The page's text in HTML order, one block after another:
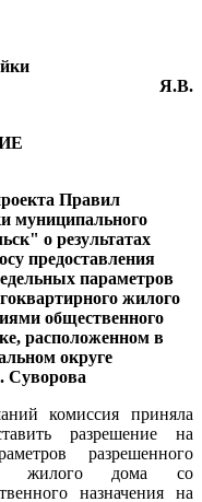
Я.В.
Правил
муниципального
о результатах
предоставления
параметров
жилого
общественного
расположенном в
округе
Суворова
комиссия приняла
разрешение на
разрешенного
жилого дома со
назначения на